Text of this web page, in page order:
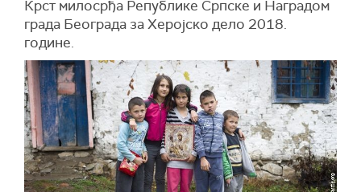
Крст милосрђа Републике Српске и Наградом
града Београда за Херојско дело 2018.
године.